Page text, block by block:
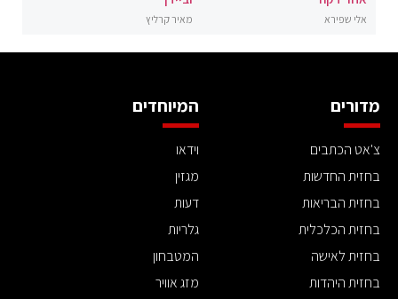
אלי שפירא מאיר קרליץ
מדורים
צ'אט הכתבים
בחזית החדשות
בחזית הבריאות
בחזית הכלכלית
בחזית לאישה
בחזית היהדות
המיוחדים
וידאו
מגזין
דעות
גלריות
המטבחון
מזג אוויר